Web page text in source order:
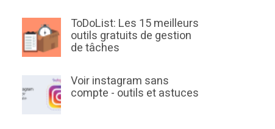
ToDoList: Les 15 meilleurs
outils gratuits de gestion
de tâches
Voir instagram sans
compte - outils et astuces